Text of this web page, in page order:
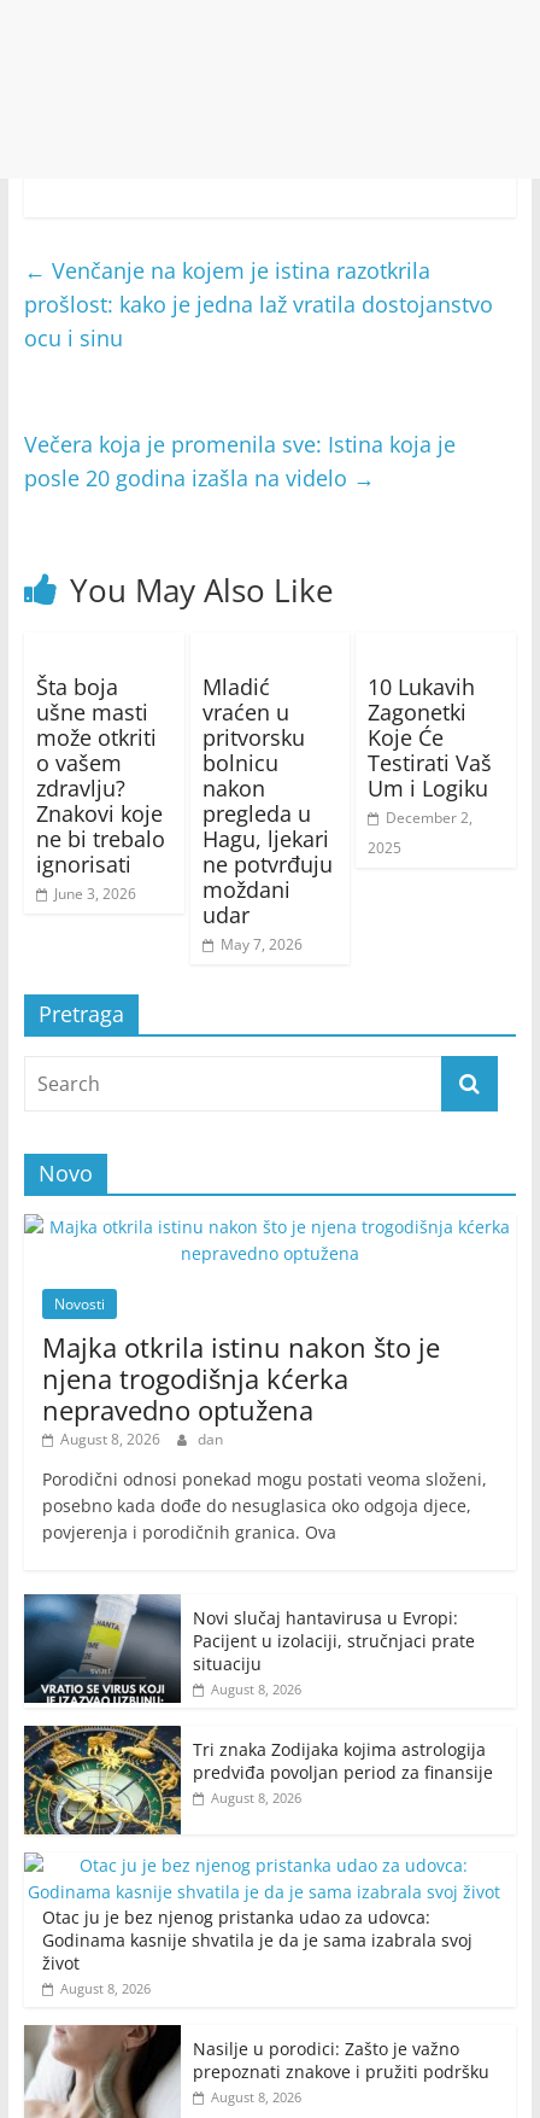
← Venčanje na kojem je istina razotkrila
prošlost: kako je jedna laž vratila dostojanstvo
ocu i sinu
Večera koja je promenila sve: Istina koja je
posle 20 godina izašla na videlo →
You May Also Like
Šta boja
ušne masti
može otkriti
o vašem
zdravlju?
Znakovi koje
ne bi trebalo
ignorisati
June 3, 2026
Mladić
vraćen u
pritvorsku
bolnicu
nakon
pregleda u
Hagu, ljekari
ne potvrđuju
moždani
udar
May 7, 2026
10 Lukavih
Zagonetki
Koje Će
Testirati Vaš
Um i Logiku
December 2,
2025
Pretraga
Novo
Novosti
Majka otkrila istinu nakon što je
njena trogodišnja kćerka
nepravedno optužena
August 8, 2026 dan
Porodični odnosi ponekad mogu postati veoma složeni,
posebno kada dođe do nesuglasica oko odgoja djece,
povjerenja i porodičnih granica. Ova
Novi slučaj hantavirusa u Evropi:
Pacijent u izolaciji, stručnjaci prate
situaciju
August 8, 2026
Tri znaka Zodijaka kojima astrologija
predviđa povoljan period za finansije
August 8, 2026
Otac ju je bez njenog pristanka udao za udovca:
Godinama kasnije shvatila je da je sama izabrala svoj
život
August 8, 2026
Nasilje u porodici: Zašto je važno
prepoznati znakove i pružiti podršku
August 8, 2026